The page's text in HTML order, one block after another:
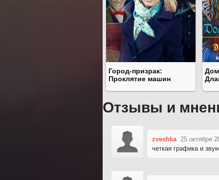
Город-призрак:
Проклятие машин
Дом
Отзывы и
zveshka 25 октября
четкая графика и